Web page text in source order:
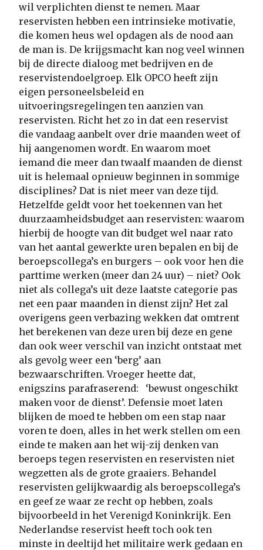
wil verplichten dienst te nemen. Maar
reservisten hebben een intrinsieke motivatie,
die komen heus wel opdagen als de nood aan
de man is. De krijgsmacht kan nog veel winnen
bij de directe dialoog met bedrijven en de
reservistendoelgroep. Elk OPCO heeft zijn
eigen personeelsbeleid en
uitvoeringsregelingen ten aanzien van
reservisten. Richt het zo in dat een reservist
die vandaag aanbelt over drie maanden weet of
hij aangenomen wordt. En waarom moet
iemand die meer dan twaalf maanden de dienst
uit is helemaal opnieuw beginnen in sommige
disciplines? Dat is niet meer van deze tijd.
Hetzelfde geldt voor het toekennen van het
duurzaamheidsbudget aan reservisten: waarom
hierbij de hoogte van dit budget wel naar rato
van het aantal gewerkte uren bepalen en bij de
beroepscollega’s en burgers – ook voor hen die
parttime werken (meer dan 24 uur) – niet? Ook
niet als collega’s uit deze laatste categorie pas
net een paar maanden in dienst zijn? Het zal
overigens geen verbazing wekken dat omtrent
het berekenen van deze uren bij deze en gene
dan ook weer verschil van inzicht ontstaat met
als gevolg weer een ‘berg’ aan
bezwaarschriften. Vroeger heette dat,
enigszins parafraserend: ‘bewust ongeschikt
maken voor de dienst’. Defensie moet laten
blijken de moed te hebben om een stap naar
voren te doen, alles in het werk stellen om een
einde te maken aan het wij-zij denken van
beroeps tegen reservisten en reservisten niet
wegzetten als de grote graaiers. Behandel
reservisten gelijkwaardig als beroepscollega’s
en geef ze waar ze recht op hebben, zoals
bijvoorbeeld in het Verenigd Koninkrijk. Een
Nederlandse reservist heeft toch ook ten
minste in deeltijd het militaire werk gedaan en